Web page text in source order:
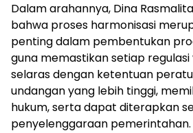
Dalam arahannya, Dina
bahwa proses harmonisasi
penting dalam pembentukan
guna memastikan setiap regulasi
selaras dengan ketentuan
undangan yang lebih tinggi,
hukum, serta dapat diterapkan
penyelenggaraan pemerintahan.